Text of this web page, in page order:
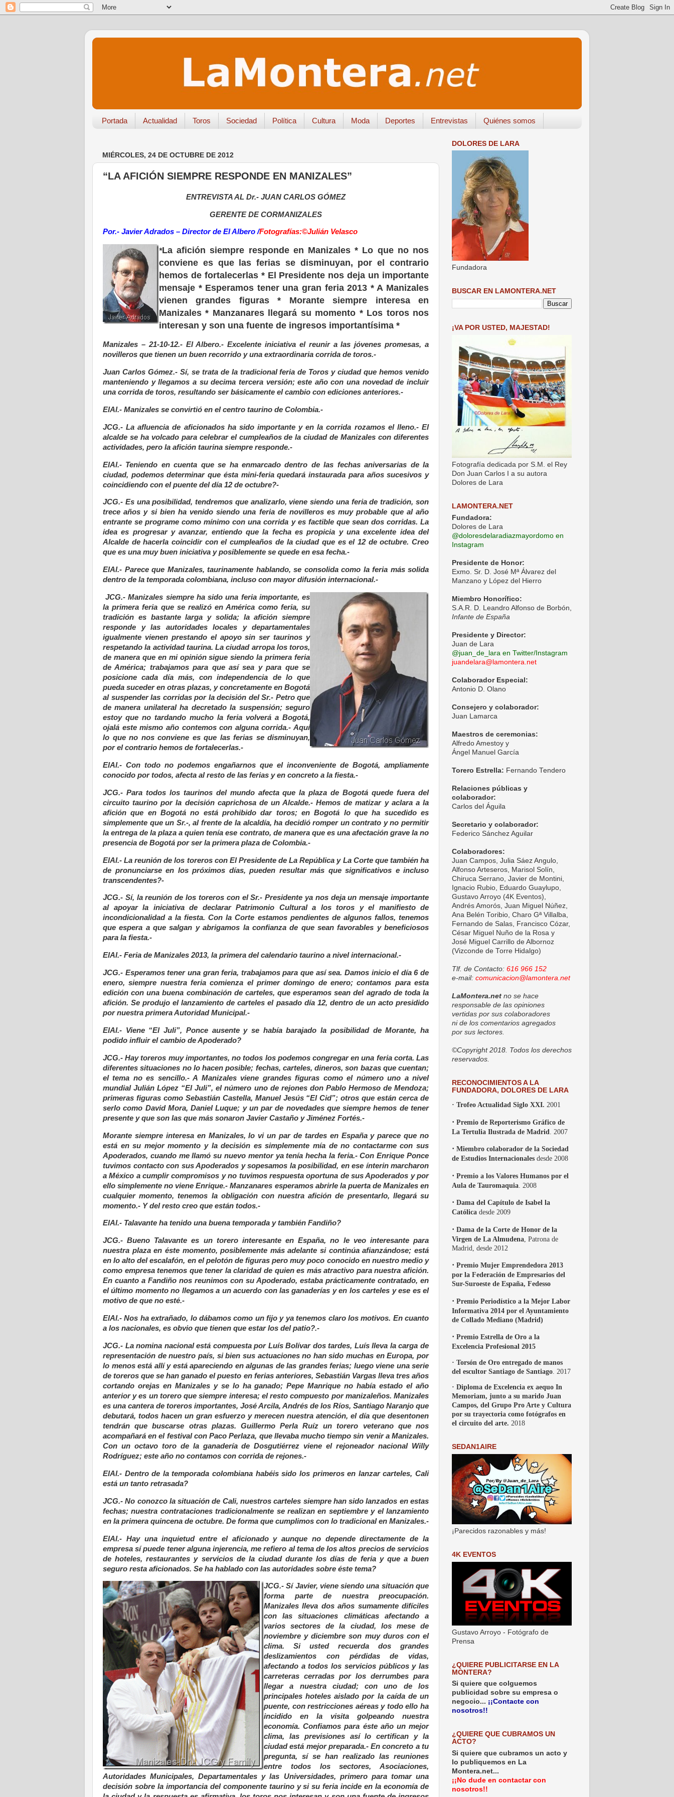
Portada Actualidad Toros Sociedad Política Cultura Moda Deportes Entrevistas Quiénes somos
MIÉRCOLES, 24 DE OCTUBRE DE 2012
“LA AFICIÓN SIEMPRE RESPONDE EN MANIZALES”
ENTREVISTA AL Dr.- JUAN CARLOS GÓMEZ
GERENTE DE CORMANIZALES
Por.- Javier Adrados – Director de El Albero /Fotografías:©Julián Velasco
*La afición siempre responde en Manizales * Lo que no nos
conviene es que las ferias se disminuyan, por el contrario
hemos de fortalecerlas * El Presidente nos deja un importante
mensaje * Esperamos tener una gran feria 2013 * A Manizales
vienen grandes figuras * Morante siempre interesa en
Manizales * Manzanares llegará su momento * Los toros nos
interesan y son una fuente de ingresos importantísima *
Manizales – 21-10-12.- El Albero.- Excelente iniciativa el reunir a las jóvenes promesas, a
novilleros que tienen un buen recorrido y una extraordinaria corrida de toros.-
Juan Carlos Gómez.- Sí, se trata de la tradicional feria de Toros y ciudad que hemos venido
manteniendo y llegamos a su decima tercera versión; este año con una novedad de incluir
una corrida de toros, resultando ser básicamente el cambio con ediciones anteriores.-
ElAl.- Manizales se convirtió en el centro taurino de Colombia.-
JCG.- La afluencia de aficionados ha sido importante y en la corrida rozamos el lleno.- El
alcalde se ha volcado para celebrar el cumpleaños de la ciudad de Manizales con diferentes
actividades, pero la afición taurina siempre responde.-
ElAl.- Teniendo en cuenta que se ha enmarcado dentro de las fechas aniversarias de la
ciudad, podemos determinar que ésta mini-feria quedará instaurada para años sucesivos y
coincidiendo con el puente del día 12 de octubre?-
JCG.- Es una posibilidad, tendremos que analizarlo, viene siendo una feria de tradición, son
trece años y si bien ha venido siendo una feria de novilleros es muy probable que al año
entrante se programe como mínimo con una corrida y es factible que sean dos corridas. La
idea es progresar y avanzar, entiendo que la fecha es propicia y una excelente idea del
Alcalde de hacerla coincidir con el cumpleaños de la ciudad que es el 12 de octubre. Creo
que es una muy buen iniciativa y posiblemente se quede en esa fecha.-
ElAl.- Parece que Manizales, taurinamente hablando, se consolida como la feria más solida
dentro de la temporada colombiana, incluso con mayor difusión internacional.-
JCG.- Manizales siempre ha sido una feria importante, es
la primera feria que se realizó en América como feria, su
tradición es bastante larga y solida; la afición siempre
responde y las autoridades locales y departamentales
igualmente vienen prestando el apoyo sin ser taurinos y
respetando la actividad taurina. La ciudad arropa los toros,
de manera que en mi opinión sigue siendo la primera feria
de América; trabajamos para que así sea y para que se
posicione cada día más, con independencia de lo que
pueda suceder en otras plazas, y concretamente en Bogotá
al suspender las corridas por la decisión del Sr.- Petro que
de manera unilateral ha decretado la suspensión; seguro
estoy que no tardando mucho la feria volverá a Bogotá,
ojalá este mismo año contemos con alguna corrida.- Aquí
lo que no nos conviene es que las ferias se disminuyan,
por el contrario hemos de fortalecerlas.-
ElAl.- Con todo no podemos engañarnos que el inconveniente de Bogotá, ampliamente
conocido por todos, afecta al resto de las ferias y en concreto a la fiesta.-
JCG.- Para todos los taurinos del mundo afecta que la plaza de Bogotá quede fuera del
circuito taurino por la decisión caprichosa de un Alcalde.- Hemos de matizar y aclara a la
afición que en Bogotá no está prohibido dar toros; en Bogotá lo que ha sucedido es
simplemente que un Sr.-, al frente de la alcaldía, ha decidió romper un contrato y no permitir
la entrega de la plaza a quien tenía ese contrato, de manera que es una afectación grave la no
presencia de Bogotá por ser la primera plaza de Colombia.-
ElAl.- La reunión de los toreros con El Presidente de La República y La Corte que también ha
de pronunciarse en los próximos días, pueden resultar más que significativos e incluso
transcendentes?-
JCG.- Sí, la reunión de los toreros con el Sr.- Presidente ya nos deja un mensaje importante
al apoyar la iniciativa de declarar Patrimonio Cultural a los toros y el manifiesto de
incondicionalidad a la fiesta. Con la Corte estamos pendientes de algunos fallos, tenemos
que espera a que salgan y abrigamos la confianza de que sean favorables y beneficiosos
para la fiesta.-
ElAl.- Feria de Manizales 2013, la primera del calendario taurino a nivel internacional.-
JCG.- Esperamos tener una gran feria, trabajamos para que así sea. Damos inicio el día 6 de
enero, siempre nuestra feria comienza el primer domingo de enero; contamos para esta
edición con una buena combinación de carteles, que esperamos sean del agrado de toda la
afición. Se produjo el lanzamiento de carteles el pasado día 12, dentro de un acto presidido
por nuestra primera Autoridad Municipal.-
ElAl.- Viene “El Juli”, Ponce ausente y se había barajado la posibilidad de Morante, ha
podido influir el cambio de Apoderado?
JCG.- Hay toreros muy importantes, no todos los podemos congregar en una feria corta. Las
diferentes situaciones no lo hacen posible; fechas, carteles, dineros, son bazas que cuentan;
el tema no es sencillo.- A Manizales viene grandes figuras como el número uno a nivel
mundial Julián López “El Juli”, el número uno de rejones don Pablo Hermoso de Mendoza;
primeras figuras como Sebastián Castella, Manuel Jesús “El Cid”; otros que están cerca de
serlo como David Mora, Daniel Luque; y un par de novedades que siempre hemos de tener
presente y que son las que más sonaron Javier Castaño y Jiménez Fortés.-
Morante siempre interesa en Manizales, lo vi un par de tardes en España y parece que no
está en su mejor momento y la decisión es simplemente mía de no contactarme con sus
Apoderados, cuando me llamó su nuevo mentor ya tenía hecha la feria.- Con Enrique Ponce
tuvimos contacto con sus Apoderados y sopesamos la posibilidad, en ese ínterin marcharon
a México a cumplir compromisos y no tuvimos respuesta oportuna de sus Apoderados y por
ello simplemente no viene Enrique.- Manzanares esperamos abrirle la puerta de Manizales en
cualquier momento, tenemos la obligación con nuestra afición de presentarlo, llegará su
momento.- Y del resto creo que están todos.-
ElAl.- Talavante ha tenido una buena temporada y también Fandiño?
JCG.- Bueno Talavante es un torero interesante en España, no le veo interesante para
nuestra plaza en éste momento, posiblemente más adelante si continúa afianzándose; está
en lo alto del escalafón, en el pelotón de figuras pero muy poco conocido en nuestro medio y
como empresa tenemos que tener la claridad de quien es más atractivo para nuestra afición.
En cuanto a Fandiño nos reunimos con su Apoderado, estaba prácticamente contratado, en
el último momento no llegamos a un acuerdo con las ganaderías y en los carteles y ese es el
motivo de que no esté.-
ElAl.- Nos ha extrañado, lo dábamos como un fijo y ya tenemos claro los motivos. En cuanto
a los nacionales, es obvio que tienen que estar los del patio?.-
JCG.- La nomina nacional está compuesta por Luís Bolívar dos tardes, Luís lleva la carga de
representación de nuestro país, si bien sus actuaciones no han sido muchas en Europa, por
lo menos está allí y está apareciendo en algunas de las grandes ferias; luego viene una serie
de toreros que se han ganado el puesto en ferias anteriores, Sebastián Vargas lleva tres años
cortando orejas en Manizales y se lo ha ganado; Pepe Manrique no había estado el año
anterior y es un torero que siempre interesa; el resto compuesto por manizaleños. Manizales
es una cantera de toreros importantes, José Arcila, Andrés de los Ríos, Santiago Naranjo que
debutará, todos hacen un gran esfuerzo y merecen nuestra atención, el día que desentonen
tendrán que buscarse otras plazas. Guillermo Perla Ruíz un torero veterano que nos
acompañará en el festival con Paco Perlaza, que llevaba mucho tiempo sin venir a Manizales.
Con un octavo toro de la ganadería de Dosgutiérrez viene el rejoneador nacional Willy
Rodríguez; este año no contamos con corrida de rejones.-
ElAl.- Dentro de la temporada colombiana habéis sido los primeros en lanzar carteles, Cali
está un tanto retrasada?
JCG.- No conozco la situación de Cali, nuestros carteles siempre han sido lanzados en estas
fechas; nuestra contrataciones tradicionalmente se realizan en septiembre y el lanzamiento
en la primera quincena de octubre. De forma que cumplimos con lo tradicional en Manizales.-
ElAl.- Hay una inquietud entre el aficionado y aunque no depende directamente de la
empresa sí puede tener alguna injerencia, me refiero al tema de los altos precios de servicios
de hoteles, restaurantes y servicios de la ciudad durante los días de feria y que a buen
seguro resta aficionados. Se ha hablado con las autoridades sobre éste tema?
JCG.- Sí Javier, viene siendo una situación que
forma parte de nuestra preocupación.
Manizales lleva dos años sumamente difíciles
con las situaciones climáticas afectando a
varios sectores de la ciudad, los mese de
noviembre y diciembre son muy duros con el
clima. Si usted recuerda dos grandes
deslizamientos con pérdidas de vidas,
afectando a todos los servicios públicos y las
carreteras cerradas por los derrumbes para
llegar a nuestra ciudad; con uno de los
principales hoteles aislado por la caída de un
puente, con restricciones aéreas y todo ello ha
incidido en la visita golpeando nuestra
economía. Confiamos para éste año un mejor
clima, las previsiones así lo certifican y la
ciudad está mejor preparada.- En concreto a tu
pregunta, sí se han realizado las reuniones
entre todos los sectores, Asociaciones,
Autoridades Municipales, Departamentales y las Universidades, primero para tomar una
decisión sobre la importancia del componente taurino y si su feria incide en la economía de
DOLORES DE LARA
Fundadora
BUSCAR EN LAMONTERA.NET
¡VA POR USTED, MAJESTAD!
Fotografía dedicada por S.M. el Rey
Don Juan Carlos I a su autora
Dolores de Lara
LAMONTERA.NET
Fundadora:
Dolores de Lara
@doloresdelaradiazmayordomo en
Instagram
Presidente de Honor:
Exmo. Sr. D. José Mª Álvarez del
Manzano y López del Hierro
Miembro Honorífico:
S.A.R. D. Leandro Alfonso de Borbón,
Infante de España
Presidente y Director:
Juan de Lara
@juan_de_lara en Twitter/Instagram
juandelara@lamontera.net
Colaborador Especial:
Antonio D. Olano
Consejero y colaborador:
Juan Lamarca
Maestros de ceremonias:
Alfredo Amestoy y
Ángel Manuel García
Torero Estrella: Fernando Tendero
Relaciones públicas y
colaborador:
Carlos del Águila
Secretario y colaborador:
Federico Sánchez Aguilar
Colaboradores:
Juan Campos, Julia Sáez Angulo,
Alfonso Arteseros, Marisol Solín,
Chiruca Serrano, Javier de Montini,
Ignacio Rubio, Eduardo Guaylupo,
Gustavo Arroyo (4K Eventos),
Andrés Amorós, Juan Miguel Núñez,
Ana Belén Toribio, Charo Gª Villalba,
Fernando de Salas, Francisco Cózar,
César Miguel Nuño de la Rosa y
José Miguel Carrillo de Albornoz
(Vizconde de Torre Hidalgo)
Tlf. de Contacto: 616 966 152
e-mail: comunicacion@lamontera.net
LaMontera.net no se hace
responsable de las opiniones
vertidas por sus colaboradores
ni de los comentarios agregados
por sus lectores.
©Copyright 2018. Todos los derechos
reservados.
RECONOCIMIENTOS A LA
FUNDADORA, DOLORES DE LARA
· Trofeo Actualidad Siglo XXI. 2001
· Premio de Reporterismo Gráfico de
La Tertulia Ilustrada de Madrid . 2007
· Miembro colaborador de la Sociedad
de Estudios Internacionales desde 2008
· Premio a los Valores Humanos por el
Aula de Tauromaquia . 2008
· Dama del Capítulo de Isabel la
Católica desde 2009
· Dama de la Corte de Honor de la
Virgen de La Almudena , Patrona de
Madrid, desde 2012
· Premio Mujer Emprendedora 2013
por la Federación de Empresarios del
Sur-Suroeste de España, Fedesso
· Premio Periodístico a la Mejor Labor
Informativa 2014 por el Ayuntamiento
de Collado Mediano (Madrid)
· Premio Estrella de Oro a la
Excelencia Profesional 2015
· Torsón de Oro entregado de manos
del escultor Santiago de Santiago . 2017
· Diploma de Excelencia ex aequo In
Memoriam, junto a su marido Juan
Campos, del Grupo Pro Arte y Cultura
por su trayectoria como fotógrafos en
el circuito del arte. 2018
SEDAN1AIRE
¡Parecidos razonables y más!
4K EVENTOS
Gustavo Arroyo - Fotógrafo de
Prensa
¿QUIERE PUBLICITARSE EN LA
MONTERA?
Si quiere que colguemos
publicidad sobre su empresa o
negocio... ¡¡Contacte con
nosotros!!
¿QUIERE QUE CUBRAMOS UN
ACTO?
Si quiere que cubramos un acto y
lo publiquemos en La
Montera.net...
¡¡No dude en contactar con
nosotros!!